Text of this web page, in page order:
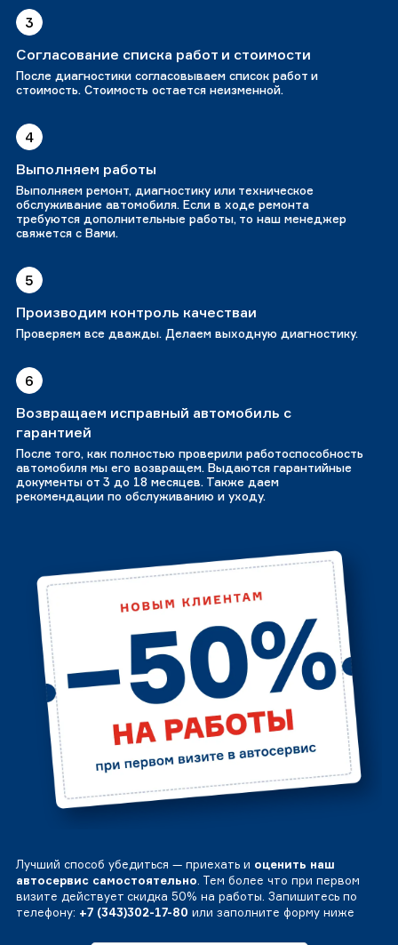
3
Согласование списка работ и стоимости
После диагностики согласовываем список работ и
стоимость. Стоимость остается неизменной.
4
Выполняем работы
Выполняем ремонт, диагностику или техническое
обслуживание автомобиля. Если в ходе ремонта
требуются дополнительные работы, то наш менеджер
свяжется с Вами.
5
Производим контроль качестваи
Проверяем все дважды. Делаем выходную диагностику.
6
Возвращаем исправный автомобиль с
гарантией
После того, как полностью проверили работоспособность
автомобиля мы его возвращем. Выдаются гарантийные
документы от 3 до 18 месяцев. Также даем
рекомендации по обслуживанию и уходу.
Лучший способ убедиться — приехать и оценить наш
автосервис самостоятельно. Тем более что при первом
визите действует скидка 50% на работы. Запишитесь по
телефону: +7 (343)302-17-80 или заполните форму ниже